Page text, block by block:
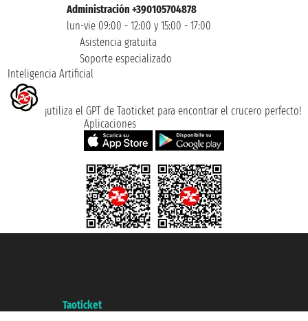
Administración +390105704878
lun-vie 09:00 - 12:00 y 15:00 - 17:00
Asistencia gratuita
Soporte especializado
Inteligencia Artificial
¡utiliza el GPT de Taoticket para encontrar el crucero perfecto!
Aplicaciones
Taoticket